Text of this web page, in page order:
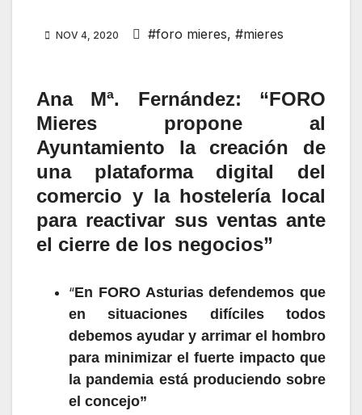
NOV 4, 2020 #foro mieres, #mieres
Ana Mª. Fernández: “FORO
Mieres propone al
Ayuntamiento la creación de
una plataforma digital del
comercio y la hostelería local
para reactivar sus ventas ante
el cierre de los negocios”
“En FORO Asturias defendemos que
en situaciones difíciles todos
debemos ayudar y arrimar el hombro
para minimizar el fuerte impacto que
la pandemia está produciendo sobre
el concejo”